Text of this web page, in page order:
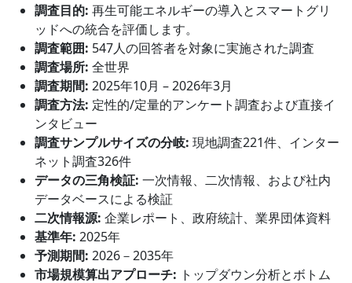
調査目的: 再生可能エネルギーの導入とスマートグリ
ッドへの統合を評価します。
調査範囲: 547人の回答者を対象に実施された調査
調査場所: 全世界
調査期間: 2025年10月 – 2026年3月
調査方法: 定性的/定量的アンケート調査および直接イ
ンタビュー
調査サンプルサイズの分岐: 現地調査221件、インター
ネット調査326件
データの三角検証: 一次情報、二次情報、および社内
データベースによる検証
二次情報源: 企業レポート、政府統計、業界団体資料
基準年: 2025年
予測期間: 2026－2035年
市場規模算出アプローチ: トップダウン分析とボトム